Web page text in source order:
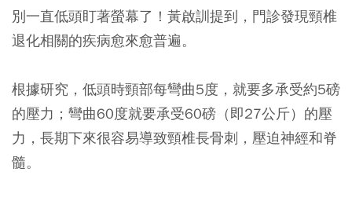
別一直低頭盯著螢幕了！黃啟訓提到，門診發現頸椎
退化相關的疾病愈來愈普遍。
根據研究，低頭時頸部每彎曲5度，就要多承受約5磅
的壓力；彎曲60度就要承受60磅（即27公斤）的壓
力，長期下來很容易導致頸椎長骨刺，壓迫神經和脊
髓。